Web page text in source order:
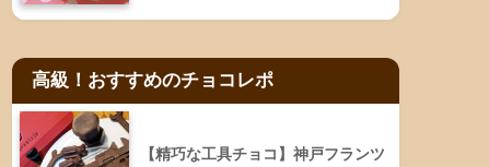
高級！おすすめのチョコレポ
【精巧な工具チョコ】神戸フランツ